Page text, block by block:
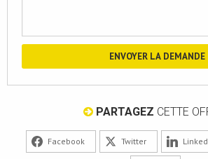
PARTAGEZ CETTE
Facebook Twitter